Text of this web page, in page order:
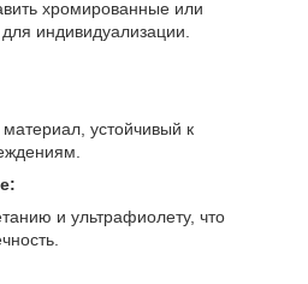
хромированные или
индивидуализации.
устойчивый к
и ультрафиолету, что